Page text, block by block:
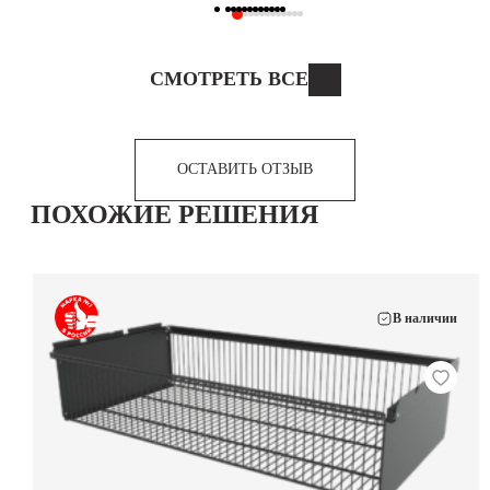
СМОТРЕТЬ ВСЕ
ОСТАВИТЬ ОТЗЫВ
ПОХОЖИЕ РЕШЕНИЯ
В наличии